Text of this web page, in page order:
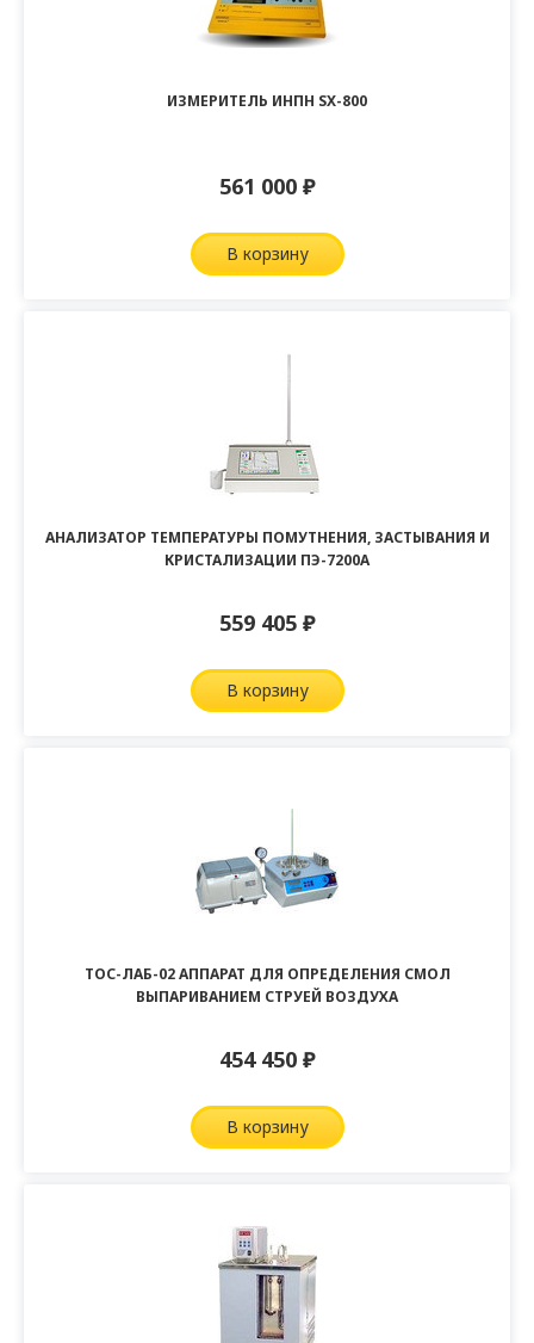
ИЗМЕРИТЕЛЬ ИНПН SX-800
561 000 ₽
в корзину
АНАЛИЗАТОР ТЕМПЕРАТУРЫ ПОМУТНЕНИЯ, ЗАСТЫВАНИЯ И
КРИСТАЛИЗАЦИИ ПЭ-7200А
559 405 ₽
в корзину
ТОС-ЛАБ-02 АППАРАТ ДЛЯ ОПРЕДЕЛЕНИЯ СМОЛ
ВЫПАРИВАНИЕМ СТРУЕЙ ВОЗДУХА
454 450 ₽
в корзину